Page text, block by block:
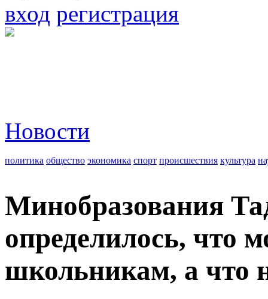
вход регистрация
Новости
политика общество экономика спорт происшествия культура
Минобразования
определилось, что
школьникам, а что